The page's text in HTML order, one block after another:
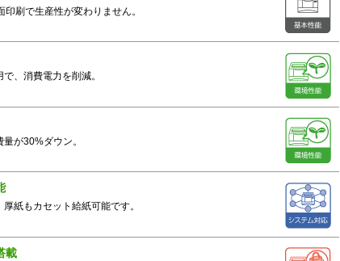
刷で生産性が変わりません。
、消費電力を削減。
が30%ダウン。
紙もカセット給紙可能です。
載